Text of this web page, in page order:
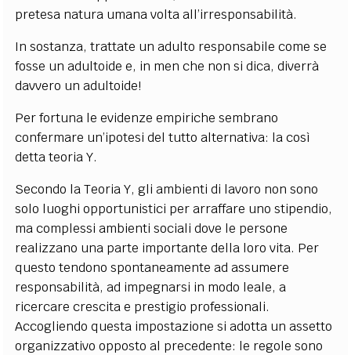
pretesa natura umana volta all’irresponsabilità.
In sostanza, trattate un adulto responsabile come se
fosse un adultoide e, in men che non si dica, diverrà
davvero un adultoide!
Per fortuna le evidenze empiriche sembrano
confermare un’ipotesi del tutto alternativa: la così
detta teoria Y.
Secondo la Teoria Y, gli ambienti di lavoro non sono
solo luoghi opportunistici per arraffare uno stipendio,
ma complessi ambienti sociali dove le persone
realizzano una parte importante della loro vita. Per
questo tendono spontaneamente ad assumere
responsabilità, ad impegnarsi in modo leale, a
ricercare crescita e prestigio professionali.
Accogliendo questa impostazione si adotta un assetto
organizzativo opposto al precedente: le regole sono